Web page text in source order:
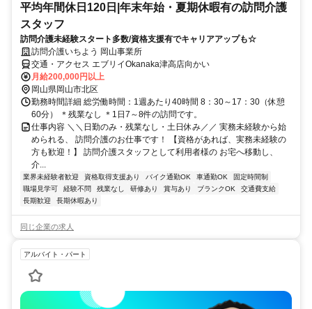
平均年間休日120日|年末年始・夏期休暇有の訪問介護
スタッフ
訪問介護未経験スタート多数/資格支援有でキャリアアップも☆
訪問介護いちよう 岡山事業所
交通・アクセス エブリイOkanaka津高店向かい
月給200,000円以上
岡山県岡山市北区
勤務時間詳細 総労働時間：1週あたり40時間 8：30～17：30（休憩
60分） ＊残業なし ＊1日7～8件の訪問です。
仕事内容 ＼＼日勤のみ・残業なし・土日休み／／ 実務未経験から始
められる、 訪問介護のお仕事です！ 【資格があれば、実務未経験の
方も歓迎！】 訪問介護スタッフとして利用者様の お宅へ移動し、
介...
業界未経験者歓迎 資格取得支援あり バイク通勤OK 車通勤OK
固定時間制
職場見学可
経験不問 残業なし 研修あり 賞与あり ブランクOK
交通費支給
長期歓迎
長期休暇あり
同じ企業の求人
アルバイト・パート